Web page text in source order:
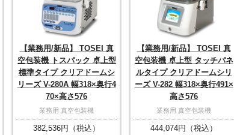
【業務用/新品】 TOSEI 真
空包装機 トスパック 卓上型
標準タイプ クリアドームシ
リーズ V-280A 幅318×奥行4
70×高さ576
業務用 真空包装機
382,536円（税込）
【業務用/新品】 TOSEI 真
空包装機 卓上型 タッチパネ
ルタイプ クリアドームシリ
ーズ V-282 幅318×奥行491×
高さ576
業務用 真空包装機
444,074円（税込）